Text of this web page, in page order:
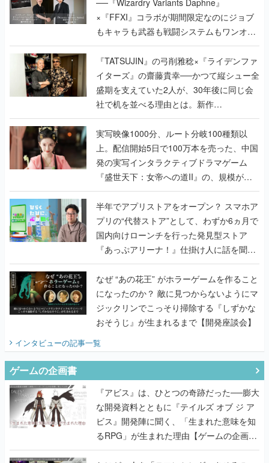
×『FFXI』コラボが期間限定なのにジョブ
もキャラも武器も戦闘システムもワンオフ
で作り込まれた理由を両ディレクターに聞
く
『TATSUJIN』の弓削雅稔×『ライデンファ
イターズ』の齋藤貴幸──かつて縦シュー全
盛期を支えていた2人が、30年後に同じ会
社で机を並べる理由とは。新作
『TATSUJIN EXTREME』で初タッグを組
んだレジェンド2人に訊く開発秘話
実写映像1000分、ルート分岐100種類以
上。配信開始5日で100万本を売った、中国
発の実写インタラクティブドラマゲーム
『盛世天下：女帝への道II』の、規模が違
うこだわりをプロデューサーに聞いた
半年でアプリストアをオープン？ スマホア
プリの“代替ストア”として、わずか6ヵ月で
国内向けローンチを行った発見型ストア
『あっぷアリーナ！』仕掛け人に話を聞い
てみた
なぜ “あの花王” がホラーゲームを作ること
になったのか？ 敵に見つからないようにマ
ジックリンでこっそり掃除する『しずかな
おそうじ』が生まれるまで【開発座談会】
インタビューの記事一覧
ゲームの企画書
『アビス』は、ひとつの奇跡だった──膨大
な開発資料とともに『テイルズ オブ ジ ア
ビス』開発陣に聞く、「生まれた意味を知
るRPG」が生まれた理由【ゲームの企画
書】